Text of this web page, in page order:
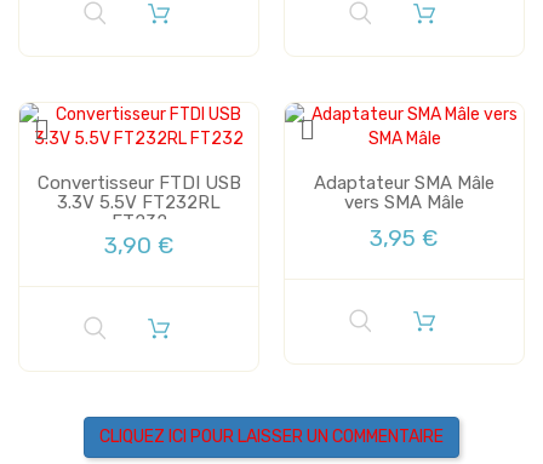
Convertisseur FTDI USB
3.3V 5.5V FT232RL
FT232
3,90 €
Adaptateur SMA Mâle
vers SMA Mâle
3,95 €
CLIQUEZ ICI POUR LAISSER UN COMMENTAIRE